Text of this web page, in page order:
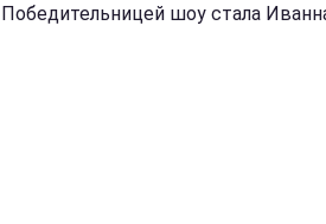
Победительницей шоу стала